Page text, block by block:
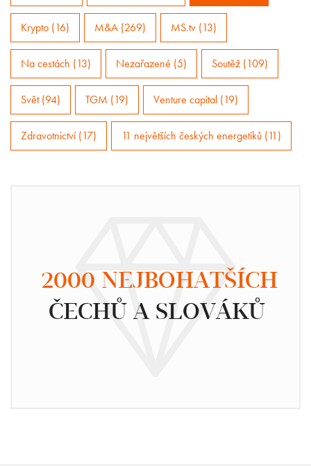
Krypto (16) M&A (269) MS.tv (13)
Na cestách (13) Nezařazené (5) Soutěž (109)
Svět (94) TGM (19) Venture capital (19)
Zdravotnictví (17) 11 největších českých energetiků (11)
2000 NEJBOHATŠÍCH
ČECHŮ A SLOVÁKŮ